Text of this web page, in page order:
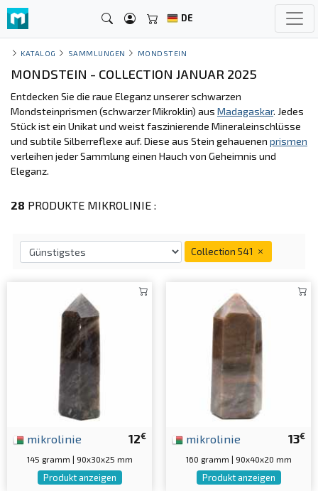
DE
KATALOG SAMMLUNGEN MONDSTEIN
MONDSTEIN - COLLECTION JANUAR 2025
Entdecken Sie die raue Eleganz unserer schwarzen
Mondsteinprismen (schwarzer Mikroklin) aus Madagaskar. Jedes
Stück ist ein Unikat und weist faszinierende Mineraleinschlüsse
und subtile Silberreflexe auf. Diese aus Stein gehauenen prismen
verleihen jeder Sammlung einen Hauch von Geheimnis und
Eleganz.
28 PRODUKTE MIKROLINIE :
Collection 541
12€
mikrolinie
145 gramm | 90x30x25 mm
Produkt anzeigen
13€
mikrolinie
160 gramm | 90x40x20 mm
Produkt anzeigen